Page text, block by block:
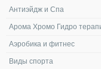
Антиэйдж и Спа
Арома Хромо Гидро
Аэробика и фитнес
Виды спорта